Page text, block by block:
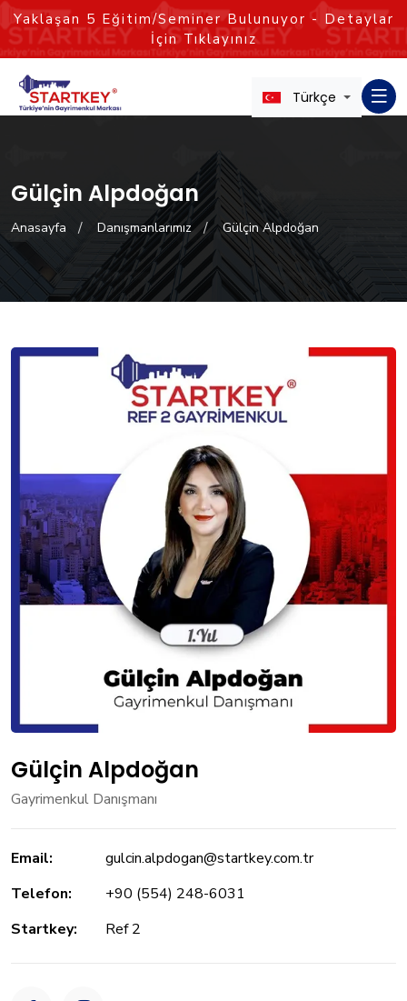
Yaklaşan 5 Eğitim/Seminer Bulunuyor - Detaylar
İçin Tıklayınız
Türkçe
Gülçin Alpdoğan
Anasayfa Danışmanlarımız Gülçin Alpdoğan
Gülçin Alpdoğan
Gayrimenkul Danışmanı
Email:
gulcin.alpdogan@startkey.com.tr
Telefon:
+90 (554) 248-6031
Startkey:
Ref 2